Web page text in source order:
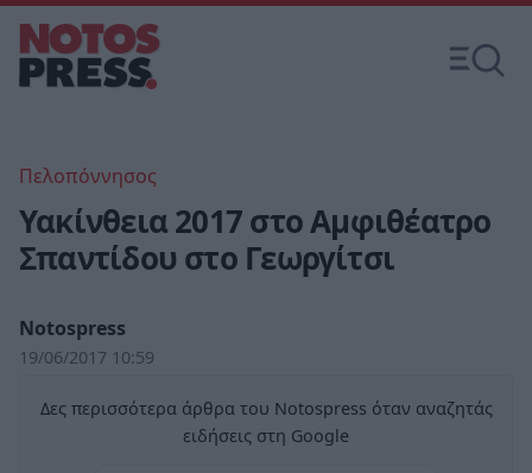
Πελοπόννησος
Υακίνθεια 2017 στο Αμφιθέατρο
Σπαντίδου στο Γεωργίτσι
Notospress
19/06/2017 10:59
Δες περισσότερα άρθρα του Notospress όταν αναζητάς
ειδήσεις στη Google